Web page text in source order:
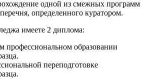
одной из смежных программ
определенного куратором.
имеете 2 диплома:
профессиональном образовании
переподготовке